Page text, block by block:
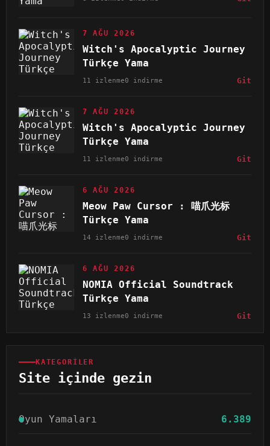
7 AĞU 2026
Witch's Apocalyptic Journey
Türkçe Yama
11 izlenme0 indirme Git
7 AĞU 2026
Witch's Apocalyptic Journey
Türkçe Yama
11 izlenme0 indirme Git
6 AĞU 2026
Meow Paw Cursor : 喵爪光标
Türkçe Yama
14 izlenme0 indirme Git
6 AĞU 2026
NOMIA Official Soundtrack
Türkçe Yama
13 izlenme0 indirme Git
KATEGORILER
Site içinde gezin
Oyun Yamaları 6.389